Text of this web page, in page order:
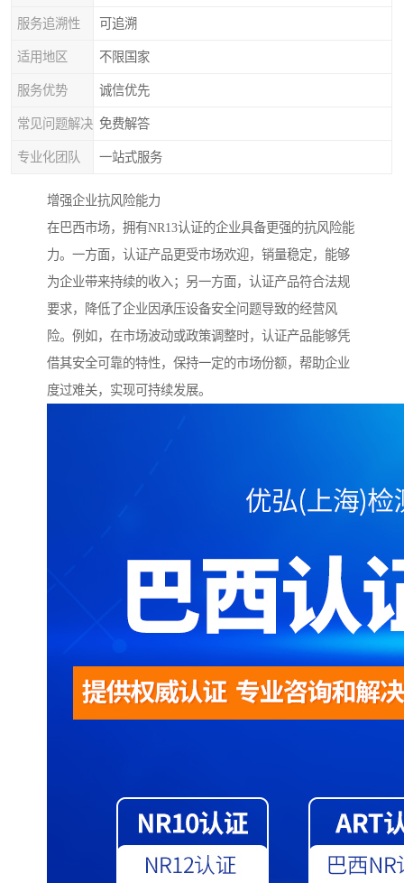
服务追溯性 可追溯
适用地区 不限国家
服务优势 诚信优先
常见问题解决 免费解答
专业化团队 一站式服务
增强企业抗风险能力
在巴西市场，拥有NR13认证的企业具备更强的抗风险能
力。一方面，认证产品更受市场欢迎，销量稳定，能够
为企业带来持续的收入；另一方面，认证产品符合法规
要求，降低了企业因承压设备安全问题导致的经营风
险。例如，在市场波动或政策调整时，认证产品能够凭
借其安全可靠的特性，保持一定的市场份额，帮助企业
度过难关，实现可持续发展。